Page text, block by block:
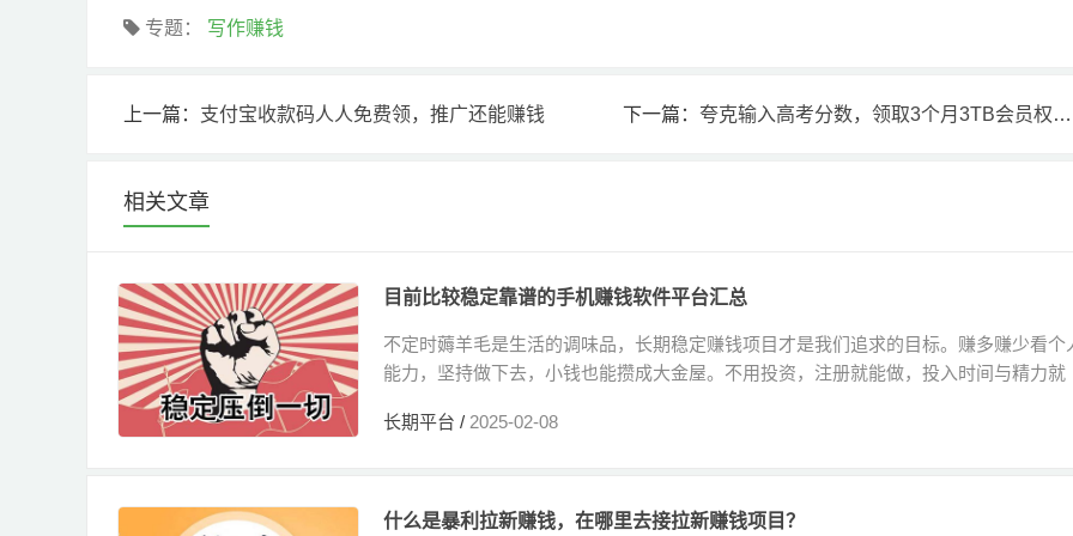
专题： 写作赚钱
上一篇： 支付宝收款码人人免费领，推广还能赚钱 下一篇：夸克输入高考分数，领取3个月3TB会员权益，人人可领
相关文章
目前比较稳定靠谱的手机赚钱软件平台汇总
不定时薅羊毛是生活的调味品，长期稳定赚钱项目才是我们追求的目标。赚多赚少看个
能力，坚持做下去，小钱也能攒成大金屋。不用投资，注册就能做，投入时间与精力就
长期平台 / 2025-02-08
什么是暴利拉新赚钱，在哪里去接拉新赚钱项目？